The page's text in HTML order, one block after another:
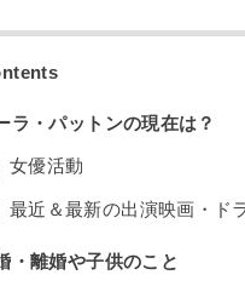
ラ・パットンの現在は？
女優活動
最近＆最新の出演映画・ド
・離婚や子供のこと